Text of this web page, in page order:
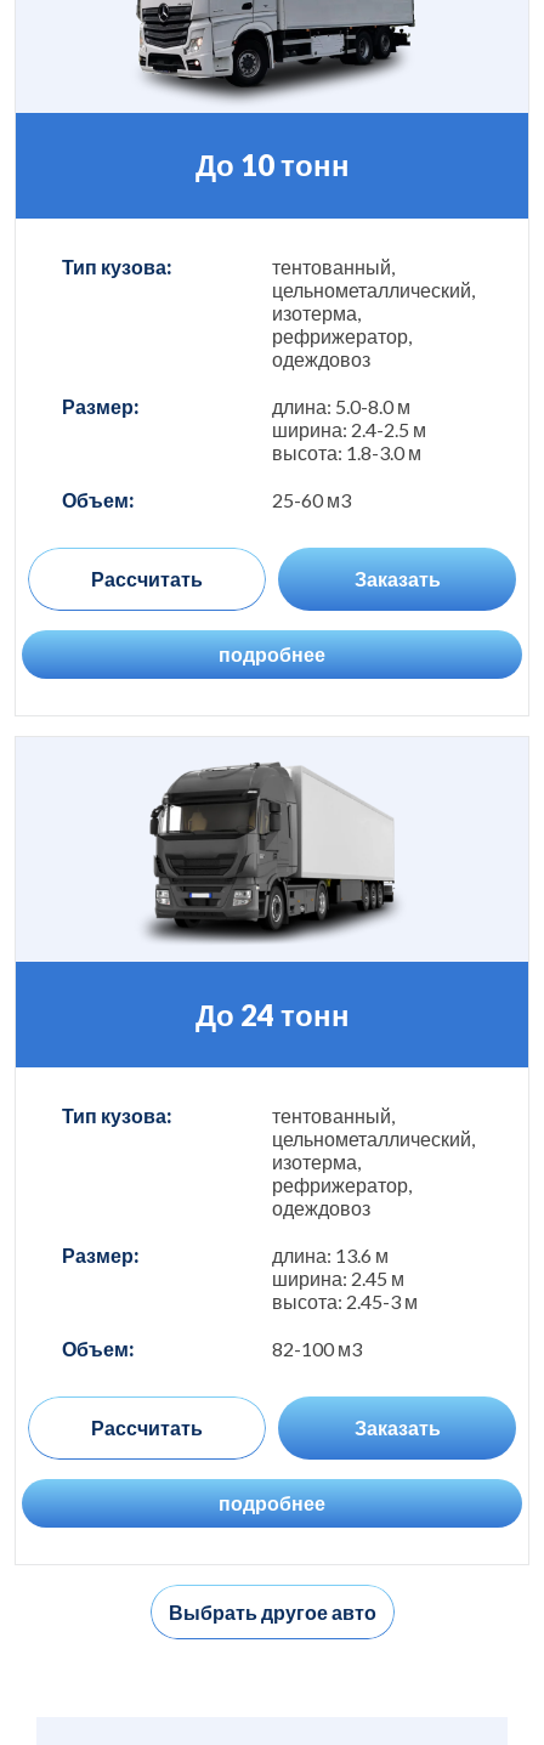
До 10 тонн
Тип кузова:
тентованный,
цельнометаллический,
изотерма,
рефрижератор,
одеждовоз
Размер:
длина: 5.0-8.0 м
ширина: 2.4-2.5 м
высота: 1.8-3.0 м
Объем: 25-60 м3
Рассчитать Заказать
подробнее
До 24 тонн
Тип кузова:
тентованный,
цельнометаллический,
изотерма,
рефрижератор,
одеждовоз
Размер:
длина: 13.6 м
ширина: 2.45 м
высота: 2.45-3 м
Объем: 82-100 м3
Рассчитать Заказать
подробнее
Выбрать другое авто